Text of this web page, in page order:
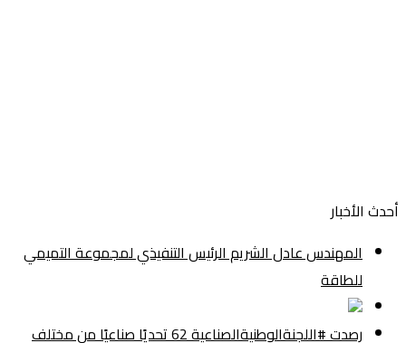
أحدث الأخبار
المهندس عادل الشريم الرئيس التنفيذي لمجموعة التميمي
للطاقة
رصدت #اللجنةالوطنيةالصناعية 62 تحديًا صناعيًا من مختلف